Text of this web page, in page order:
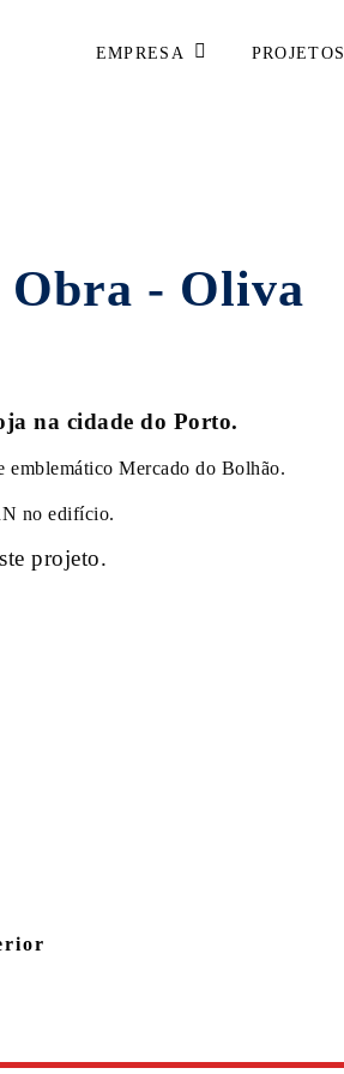
EMPRESA PROJETOS
Obra - Oliva
na cidade do Porto.
Mercado do Bolhão.
no edifício.
projeto.